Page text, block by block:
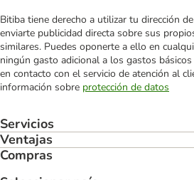
Bitiba tiene derecho a utilizar tu dirección
enviarte publicidad directa sobre sus
similares. Puedes oponerte a ello en
ningún gasto adicional a los gastos
en contacto con el servicio de atención al
información sobre protección de datos
Servicios
Ventajas
Compras